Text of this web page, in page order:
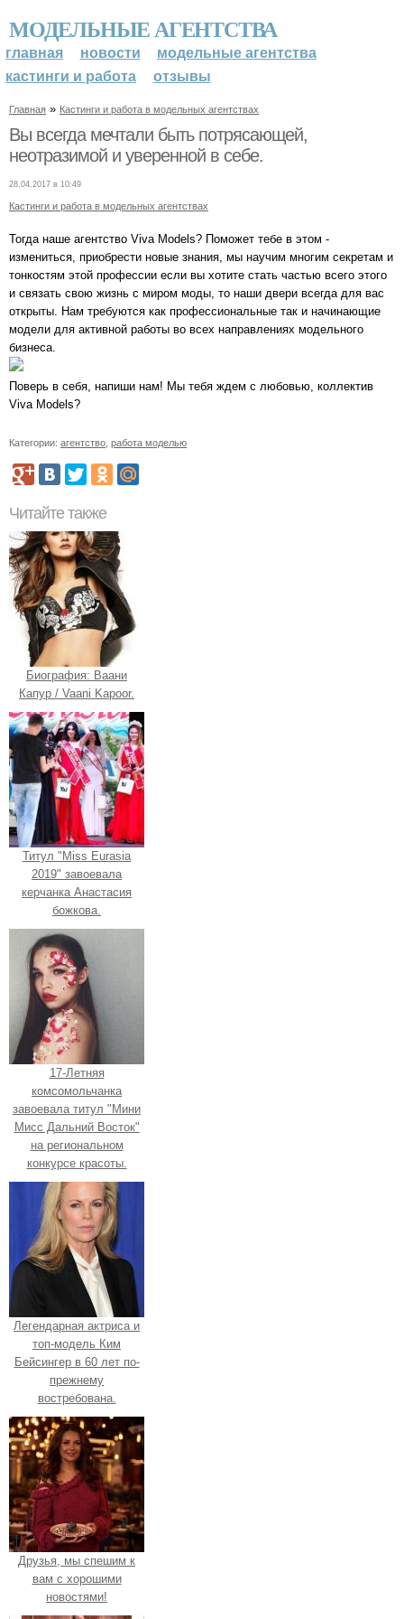
МОДЕЛЬНЫЕ АГЕНТСТВА
главная новости
модельные агентства
кастинги и работа
отзывы
Главная » Кастинги и работа в модельных агентствах
Вы всегда мечтали быть потрясающей,
неотразимой и уверенной в себе.
28.04.2017 в 10:49
Кастинги и работа в модельных агентствах
Тогда наше агентство Viva Models? Поможет тебе в этом -
измениться, приобрести новые знания, мы научим многим секретам и
тонкостям этой профессии если вы хотите стать частью всего этого
и связать свою жизнь с миром моды, то наши двери всегда для вас
открыты. Нам требуются как профессиональные так и начинающие
модели для активной работы во всех направлениях модельного
бизнеса.
Поверь в себя, напиши нам! Мы тебя ждем с любовью, коллектив
Viva Models?
Категории: агентство работа моделью
Читайте также
Биография: Ваани
Капур / Vaani Kapoor.
Титул "Miss Eurasia
2019" завоевала
керчанка Анастасия
божкова.
17-Летняя
комсомольчанка
завоевала титул "Мини
Мисс Дальний Восток"
на региональном
конкурсе красоты.
Легендарная актриса и
топ-модель Ким
Бейсингер в 60 лет по-
прежнему
востребована.
Друзья, мы спешим к
вам с хорошими
новостями!